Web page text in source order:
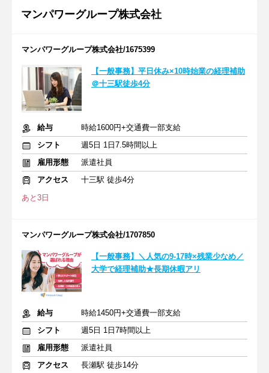
マンパワーグループ株式会社
マンパワーグループ株式会社/1675399
【一般事務】平日休み×10時始業の経理補助
＠十三駅徒歩4分
給与
時給1600円+交通費一部支給
シフト
週5日 1日7.5時間以上
雇用形態
派遣社員
アクセス
十三駅 徒歩4分
あと3日
マンパワーグループ株式会社/1707850
【一般事務】＼人気の9-17時×残業少なめ／
大学で経理補助★長期休暇アリ
給与
時給1450円+交通費一部支給
シフト
週5日 1日7時間以上
雇用形態
派遣社員
アクセス
長瀬駅 徒歩14分